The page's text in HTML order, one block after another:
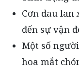
Cơn đau lan
đến sự vận
Một số
hoa mắt